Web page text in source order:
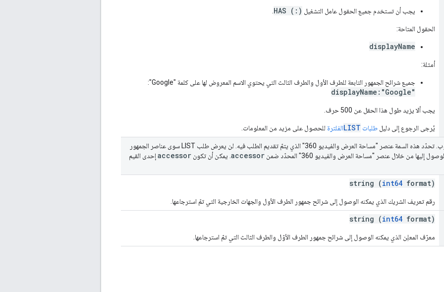
يجب أن تستخدم جميع الحقول عامل التشغيل
HAS (:)
الحقول المتاحة:
displayName
أمثلة:
جميع شرائح الجمهور التابعة للطرف الأول والطرف الثالث التي يحتوي الاسم المعروض لها على كلمة "Google":
displayName:"Google"
يجب ألا يزيد طول هذا الحقل عن 500 حرف.
يُرجى الرجوع إلى دليل طلبات LISTالفلترة للحصول على مزيد من المعلومات.
الحقل مطلوب. تحدّد هذه السمة عنصر "مساحة العرض والفيديو 360" الذي يتمّ تقديم الطلب فيه. لن يعرض طلب LIST سوى عناصر الجمهور
إليها من خلال عنصر "مساحة العرض والفيديو 360" المحدّد ضمن
accessor . يمكن أن تكون accessor إحدى القيم
string (int64 format)
رقم تعريف الشريك الذي يمكنه الوصول إلى شرائح جمهور الطرف الأول والجهات الخارجية التي تمّ استرجاعها.
string (int64 format)
معرّف المعلِن الذي يمكنه الوصول إلى شرائح جمهور الطرف الأوّل والطرف الثالث التي تمّ استرجاعها.